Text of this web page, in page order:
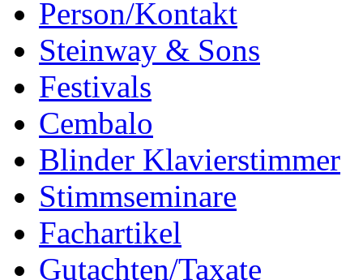
Person/Kontakt
Steinway & Sons
Festivals
Cembalo
Blinder Klavierstimmer
Stimmseminare
Fachartikel
Gutachten/Taxate